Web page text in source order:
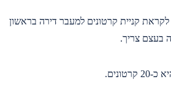
קניית קרטונים למעבר דירה בראשון
בעצם צריך.